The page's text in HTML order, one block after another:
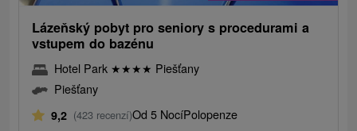
Lázeňský pobyt pro seniory s procedurami a
vstupem do bazénu
Hotel Park ★★★★ Piešťany
Piešťany
9,2 (423 recenzí)Od 5 NocíPolopenze